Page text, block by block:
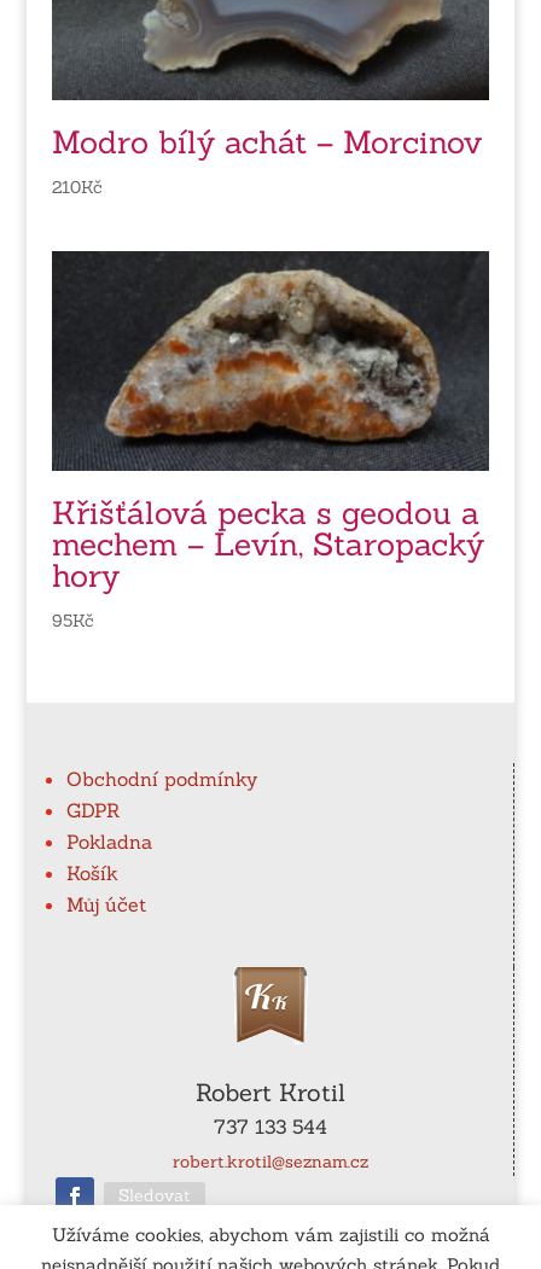
Modro bílý achát – Morcinov
210Kč
Křišťálová pecka s geodou a
mechem – Levín, Staropacký
hory
95Kč
Obchodní podmínky
GDPR
Pokladna
Košík
Můj účet
Robert Krotil
737 133 544
robert.krotil@seznam.cz
Sledovat
Užíváme cookies, abychom vám zajistili co možná